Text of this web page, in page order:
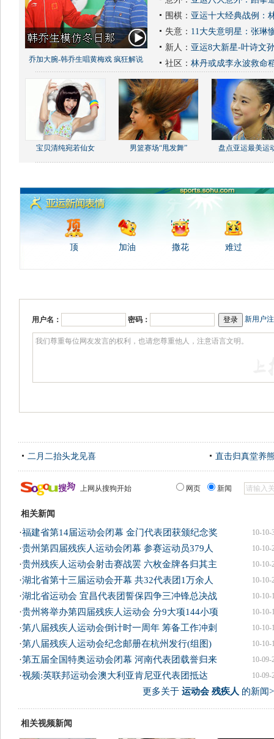
乔加大腕-韩乔生唱黄梅戏 疯狂解说
围棋： 亚运十大经典战例：
失意： 11大失意明星：张琳
新人： 亚运8大新星-叶诗文
社区： 林丹或成李永波救命
宝贝清纯宛若仙女 男篮赛场“甩发舞” 盘点亚运最美运
顶 加油 撒花 难过
用户名： 密码： 新用户
二月二抬头龙见喜 直击归真堂养
上网从搜狗开始 网页 新闻
相关新闻
10-10-
·福建省第14届运动会闭幕 金门代表团获颁纪念奖
10-10-
·贵州第四届残疾人运动会闭幕 参赛运动员379人
10-10-
·贵州残疾人运动会射击赛战罢 六枚金牌各归其主
10-10-
·湖北省第十三届运动会开幕 共32代表团1万余人
10-10-
·湖北省运动会 宜昌代表团誓保四争三冲锋总决战
10-10-
·贵州将举办第四届残疾人运动会 分9大项144小项
10-10-
·第八届残疾人运动会倒计时一周年 筹备工作冲刺
10-10-
·第八届残疾人运动会纪念邮册在杭州发行(组图)
10-09-
·第五届全国特奥运动会闭幕 河南代表团载誉归来
10-09-
·视频:英联邦运动会澳大利亚肯尼亚代表团抵达
更多关于 运动会 残疾人 的新闻
相关视频新闻